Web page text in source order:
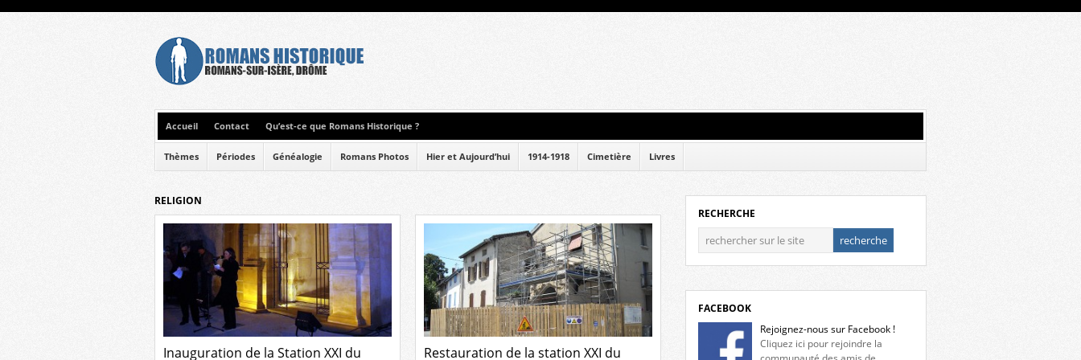
Accueil Contact Qu’est-ce que Romans Historique ?
Thèmes Périodes Généalogie Romans Photos Hier et Aujourd’hui 1914-1918 Cimetière Livres
RELIGION
Inauguration de la Station XXI du
Restauration de la station XXI du
RECHERCHE
FACEBOOK
Rejoignez-nous sur Facebook !
Cliquez ici pour rejoindre la